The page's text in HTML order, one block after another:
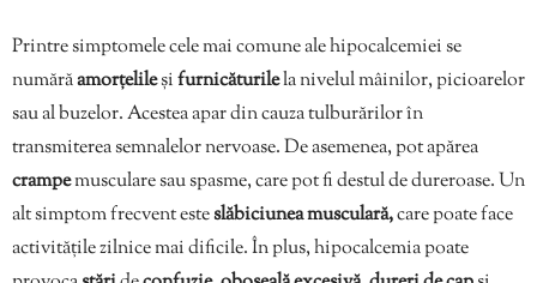
Printre simptomele cele mai comune ale hipocalcemiei se
numărăamorțelileșifurnicăturilela nivelul mâinilor, picioarelor
sau al buzelor. Acestea apar din cauza tulburărilor în
transmiterea semnalelor nervoase. De asemenea, pot apărea
crampemusculare sau spasme, care pot fi destul de dureroase. Un
alt simptom frecvent esteslăbiciunea musculară,care poate face
activitățile zilnice mai dificile. În plus, hipocalcemia poate